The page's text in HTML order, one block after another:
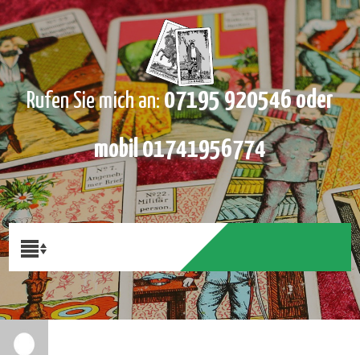
Rufen Sie mich an:07195 920546 oder
mobil 01741956774